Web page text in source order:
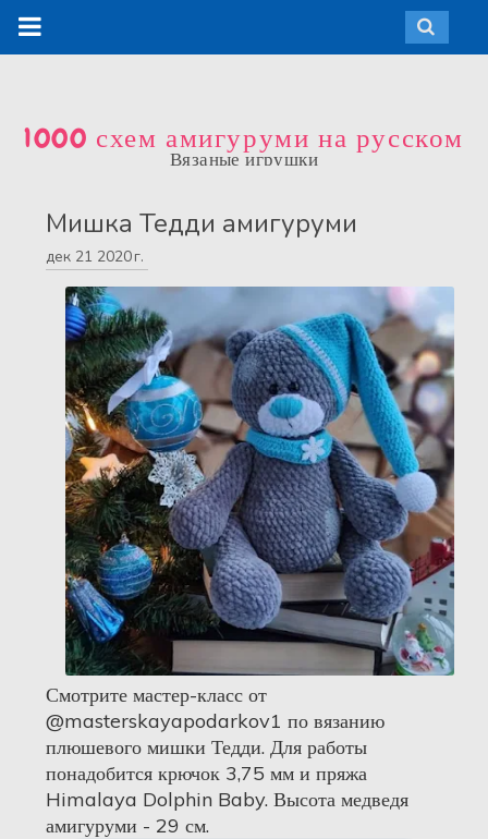
1000 схем амигуруми на русском
Вязаные игрушки
Мишка Тедди амигуруми
дек 21 2020 г.
Смотрите мастер-класс от
@masterskayapodarkov1 по вязанию
плюшевого мишки Тедди. Для работы
понадобится крючок 3,75 мм и пряжа
Himalaya Dolphin Baby. Высота медведя
амигуруми - 29 см.